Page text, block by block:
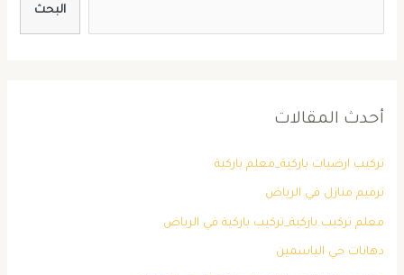
البحث
أحدث المقالات
تركيب ارضيات باركية_معلم باركية
ترميم منازل في الرياض
معلم تركيب باركية_تركيب باركية في الرياض
دهانات حي الياسمين